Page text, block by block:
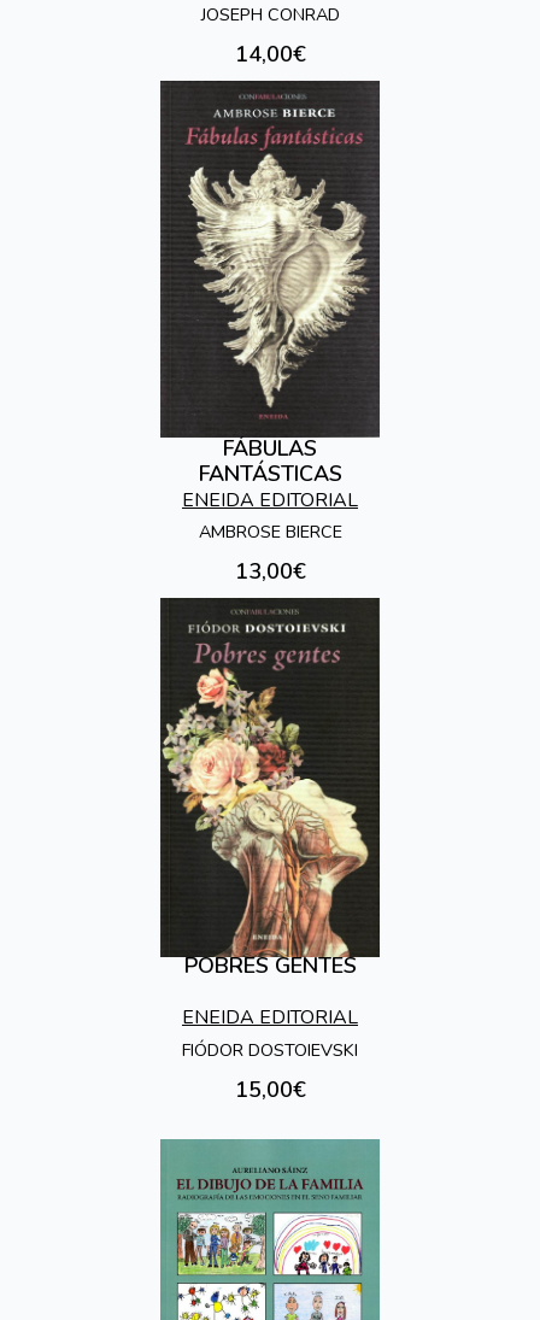
JOSEPH CONRAD
14,00€
FÁBULAS
FANTÁSTICAS
ENEIDA EDITORIAL
AMBROSE BIERCE
13,00€
POBRES GENTES
ENEIDA EDITORIAL
FIÓDOR DOSTOIEVSKI
15,00€